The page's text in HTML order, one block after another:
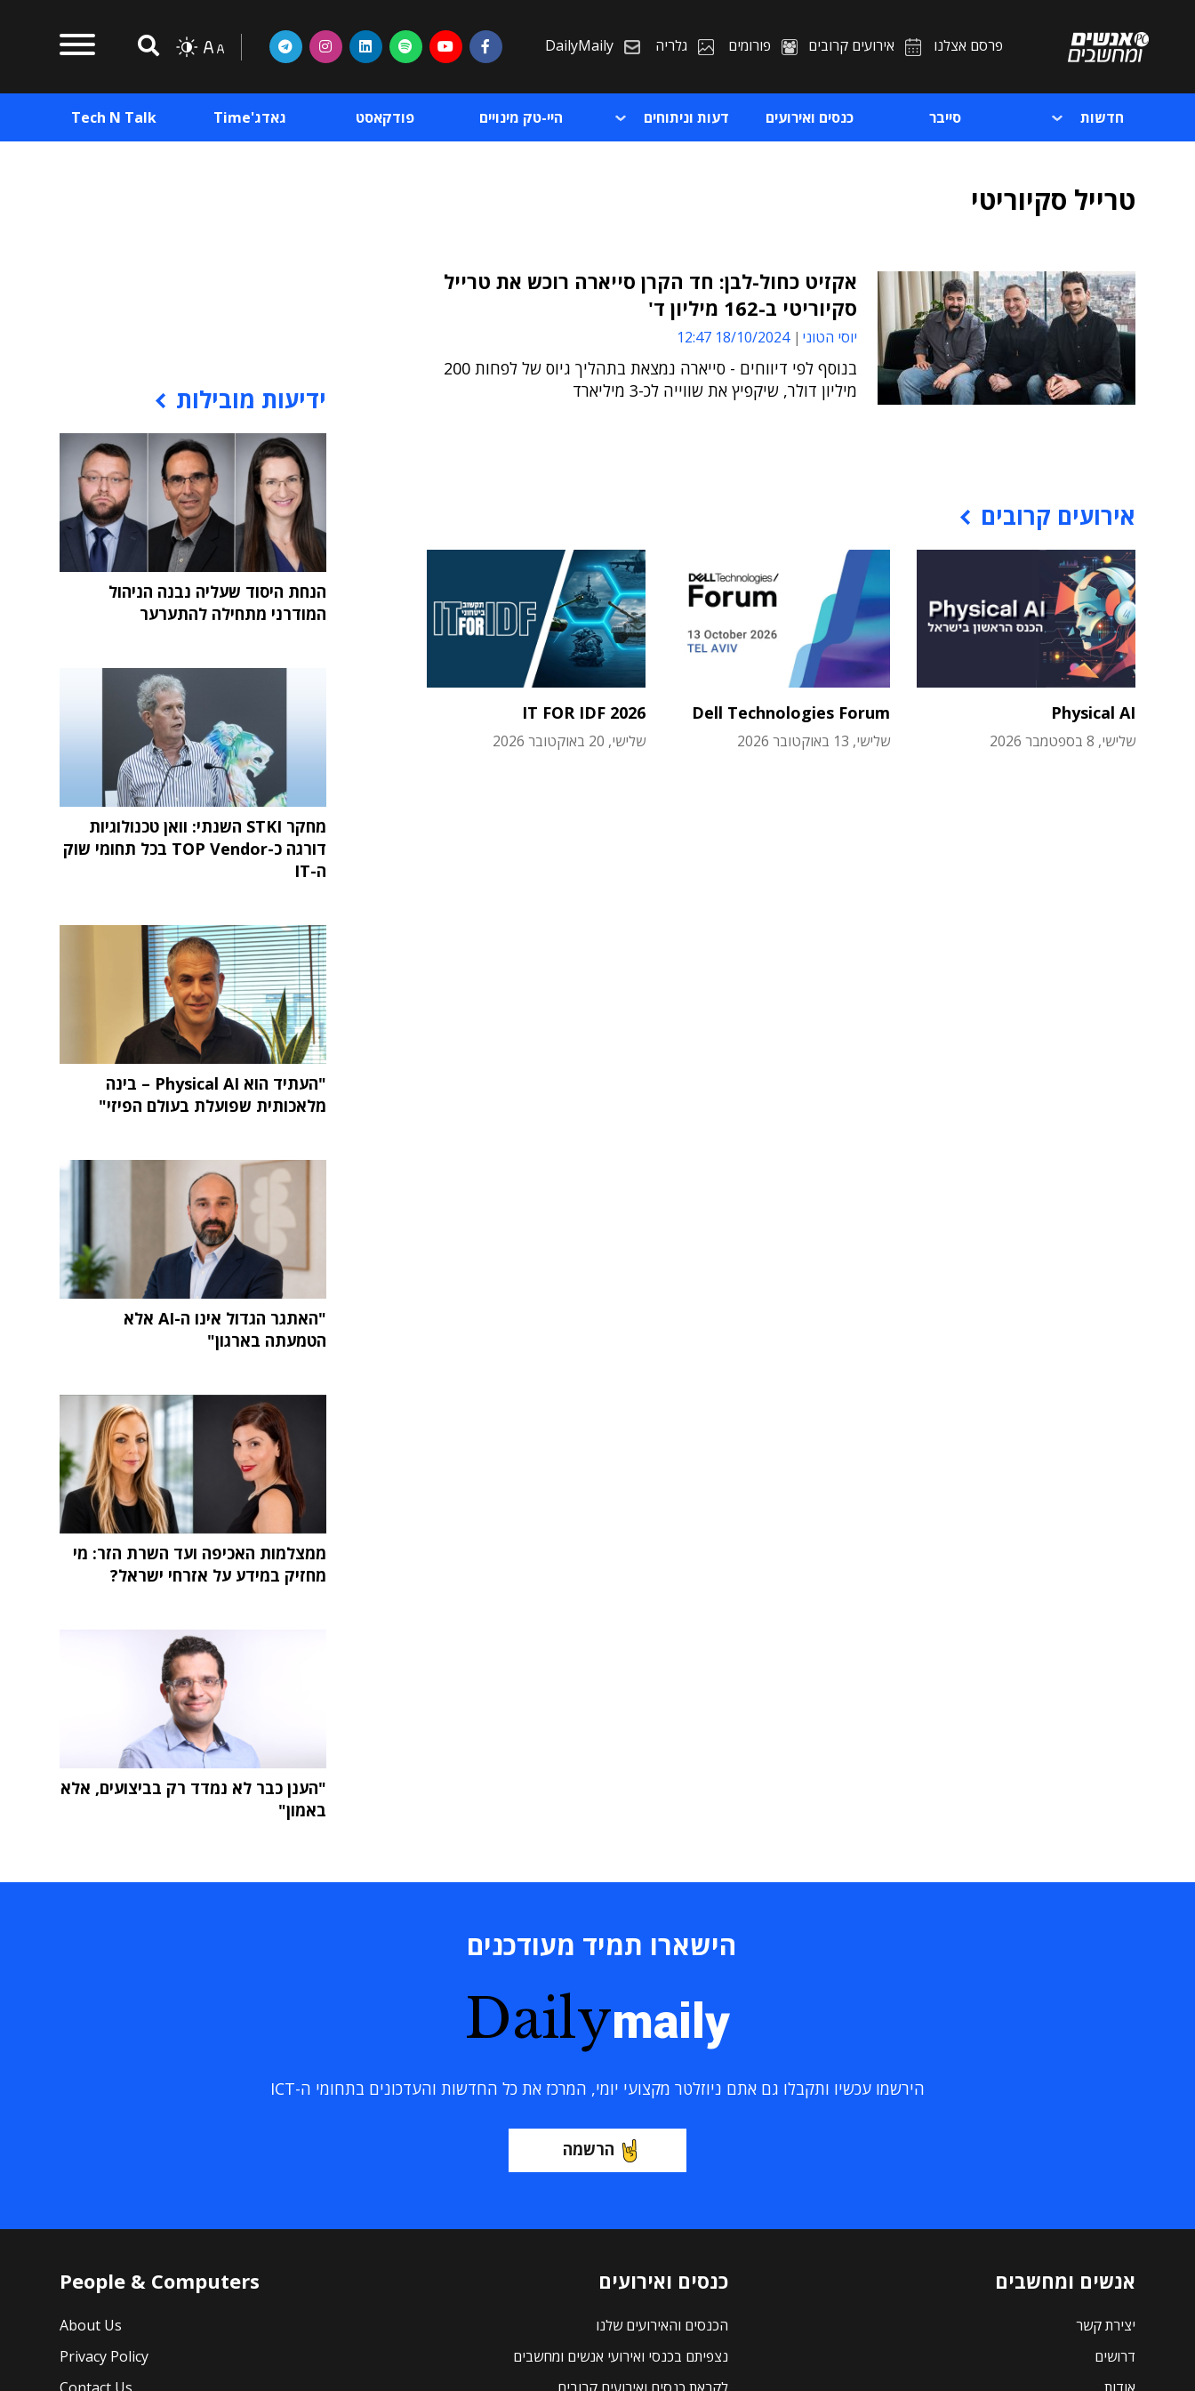
פרסם אצלנו אירועים קרובים פורומים גלריה DailyMaily
חדשות סייבר כנסים ואירועים דעות וניתוחים היי-טק מינויים פודקאסט גאדג'Time Tech N Talk
טרייל סקיוריטי
אקזיט כחול-לבן: חד הקרן סייארה רוכש את טרייל
סקיוריטי ב-162 מיליון ד'
יוסי הטוני 18/10/2024 12:47
בנוסף לפי דיווחים - סייארה נמצאת בתהליך גיוס של לפחות 200
מיליון דולר, שיקפיץ את שווייה לכ-3 מיליארד
אירועים קרובים
Physical AI
שלישי, 8 בספטמבר 2026
Dell Technologies Forum
שלישי, 13 באוקטובר 2026
IT FOR IDF 2026
שלישי, 20 באוקטובר 2026
ידיעות מובילות
הנחת היסוד שעליה נבנה הניהול
המודרני מתחילה להתערער
מחקר STKI השנתי: וואן טכנולוגיות
דורגה כ-TOP Vendor בכל תחומי שוק
ה-IT
"העתיד הוא Physical AI – בינה
מלאכותית שפועלת בעולם הפיזי"
"האתגר הגדול אינו ה-AI אלא
הטמעתה בארגון"
ממצלמות האכיפה ועד השרת הזר: מי
מחזיק במידע על אזרחי ישראל?
"הענן כבר לא נמדד רק בביצועים, אלא
באמון"
הישארו תמיד מעודכנים
Dailymaily
הירשמו עכשיו ותקבלו גם אתם ניוזלטר מקצועי יומי, המרכז את כל החדשות והעדכונים בתחומי ה-ICT
הרשמה
אנשים ומחשבים
יצירת קשר
דרושים
כנסים ואירועים
הכנסים והאירועים שלנו
נצפיתם בכנסי ואירועי אנשים ומחשבים
People & Computers
About Us
Privacy Policy